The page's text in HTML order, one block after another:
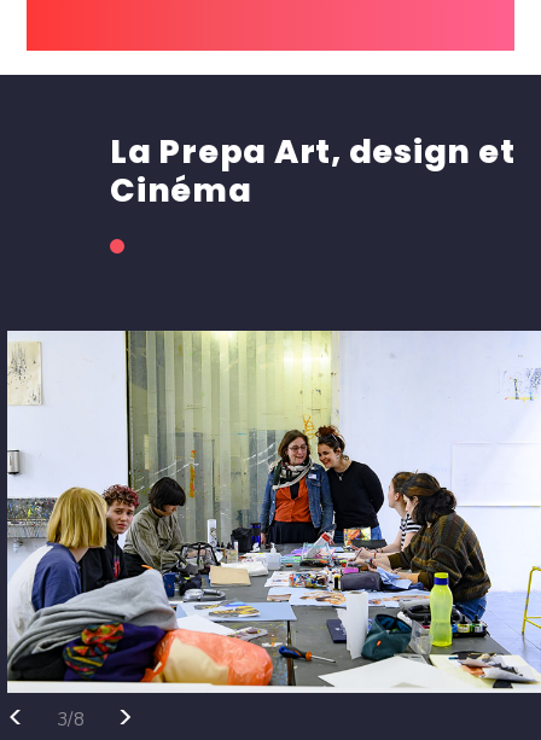
La Prepa Art, design et
Cinéma
< 3/8 >